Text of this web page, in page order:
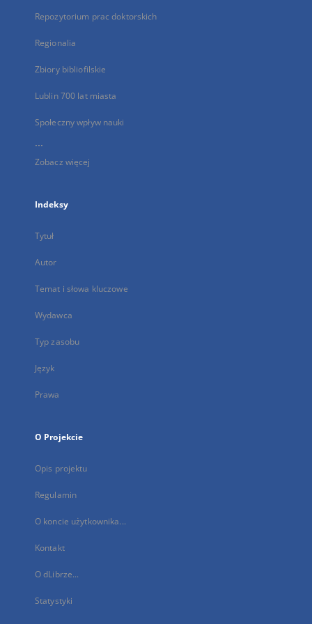
Repozytorium prac doktorskich
Regionalia
Zbiory bibliofilskie
Lublin 700 lat miasta
Społeczny wpływ nauki
...
Zobacz więcej
Indeksy
Tytuł
Autor
Temat i słowa kluczowe
Wydawca
Typ zasobu
Język
Prawa
O Projekcie
Opis projektu
Regulamin
O koncie użytkownika...
Kontakt
O dLibrze...
Statystyki